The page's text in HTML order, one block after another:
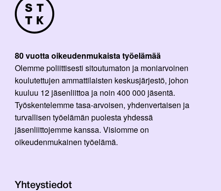
80 vuotta oikeudenmukaista työelämää
Olemme poliittisesti sitoutumaton ja moniarvoinen
koulutettujen ammattilaisten keskusjärjestö, johon
kuuluu 12 jäsenliittoa ja noin 400 000 jäsentä.
Työskentelemme tasa-arvoisen, yhdenvertaisen ja
turvallisen työelämän puolesta yhdessä
jäsenliittojemme kanssa. Visiomme on
oikeudenmukainen työelämä.
Yhteystiedot